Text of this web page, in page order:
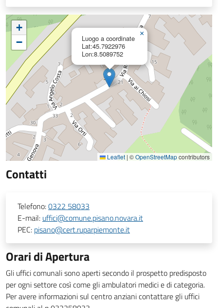
Luogo a coordinate
Lat:45.7922976
Lon:8.5089752
×
+
−
Leaflet | ©OpenStreetMapcontributors
Contatti
Telefono:0322 58033
E-mail: uffici@comune.pisano.novara.it
PEC: pisano@cert.ruparpiemonte.it
Orari di Apertura
Gli uffici comunali sono aperti secondo il prospetto predisposto
per ogni settore così come gli ambulatori medici e di categoria.
Per avere informazioni sul centro anziani contattare gli uffici